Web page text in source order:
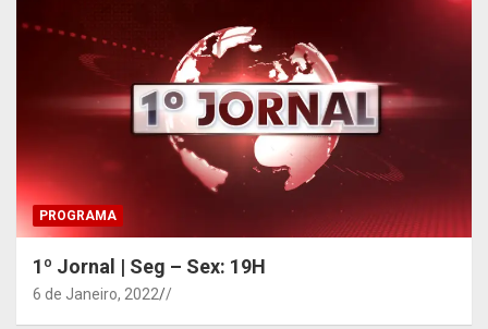
PROGRAMA
1º Jornal | Seg – Sex: 19H
6 de Janeiro, 2022 /